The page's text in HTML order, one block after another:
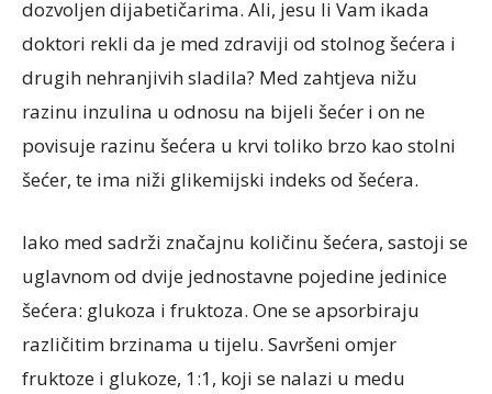
dozvoljen dijabetičarima. Ali, jesu li Vam ikada
doktori rekli da je med zdraviji od stolnog šećera i
drugih nehranjivih sladila? Med zahtjeva nižu
razinu inzulina u odnosu na bijeli šećer i on ne
povisuje razinu šećera u krvi toliko brzo kao stolni
šećer, te ima niži glikemijski indeks od šećera.
Iako med sadrži značajnu količinu šećera, sastoji se
uglavnom od dvije jednostavne pojedine jedinice
šećera: glukoza i fruktoza. One se apsorbiraju
različitim brzinama u tijelu. Savršeni omjer
fruktoze i glukoze, 1:1, koji se nalazi u medu